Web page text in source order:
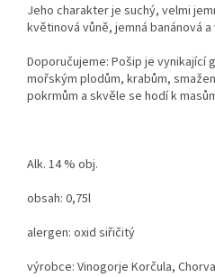
Jeho charakter je suchý, velmi
květinová vůně, jemná banánová
Doporučujeme: Pošip je vynikající
mořským plodům, krabům,
pokrmům a skvěle se hodí k
Alk. 14 % obj.
obsah: 0,75l
alergen: oxid siřičitý
výrobce: Vinogorje Korčula,